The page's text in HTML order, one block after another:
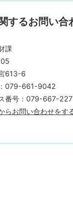
するお問い合
課
613-6
079-661-9042
番号：079-667-
らお問い合わせをす